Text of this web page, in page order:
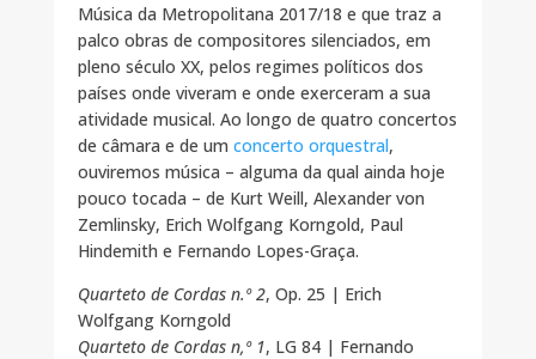
Música da Metropolitana 2017/18 e que traz a
palco obras de compositores silenciados, em
pleno século XX, pelos regimes políticos dos
países onde viveram e onde exerceram a sua
atividade musical. Ao longo de quatro concertos
de câmara e de um concerto orquestral,
ouviremos música – alguma da qual ainda hoje
pouco tocada – de Kurt Weill, Alexander von
Zemlinsky, Erich Wolfgang Korngold, Paul
Hindemith e Fernando Lopes-Graça.
Quarteto de Cordas n.º 2, Op. 25 | Erich
Wolfgang Korngold
Quarteto de Cordas n,º 1, LG 84 | Fernando